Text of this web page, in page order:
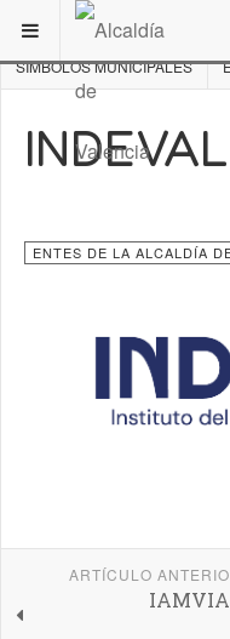
ESTÁ AQUÍ: DE INTERÉS
SÍMBOLOS MUNICIPALES
INDEVAL
ENTES DE LA ALCALDÍA
ARTÍCULO